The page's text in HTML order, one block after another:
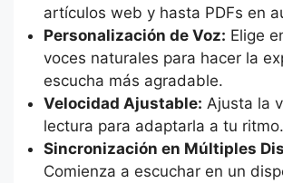
artículos web y hasta PDFs en
Personalización de Voz: Elige
voces naturales para hacer la
escucha más agradable.
Velocidad Ajustable: Ajusta la
lectura para adaptarla a tu ritmo.
Sincronización en Múltiples
Comienza a escuchar en un